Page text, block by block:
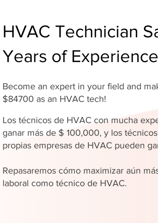
HVAC Technician
Years of Experience
Become an expert in your field and
$84700 as an HVAC tech!
Los técnicos de HVAC con mucha
ganar más de $ 100,000, y los
propias empresas de HVAC pueden
Repasaremos cómo maximizar aún
laboral como técnico de HVAC.